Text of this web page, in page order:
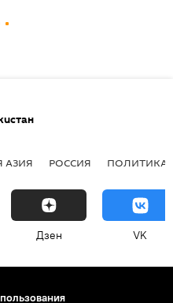
АЗИЯ РОССИЯ ПОЛИТИКА
Дзен VK